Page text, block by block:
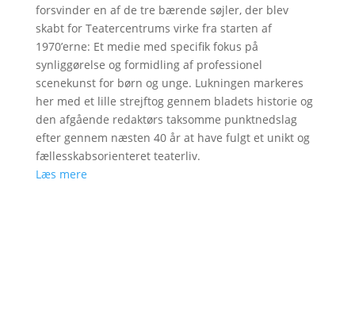
forsvinder en af de tre bærende søjler, der blev
skabt for Teatercentrums virke fra starten af
1970’erne: Et medie med specifik fokus på
synliggørelse og formidling af professionel
scenekunst for børn og unge. Lukningen markeres
her med et lille strejftog gennem bladets historie og
den afgående redaktørs taksomme punktnedslag
efter gennem næsten 40 år at have fulgt et unikt og
fællesskabsorienteret teaterliv.
Læs mere